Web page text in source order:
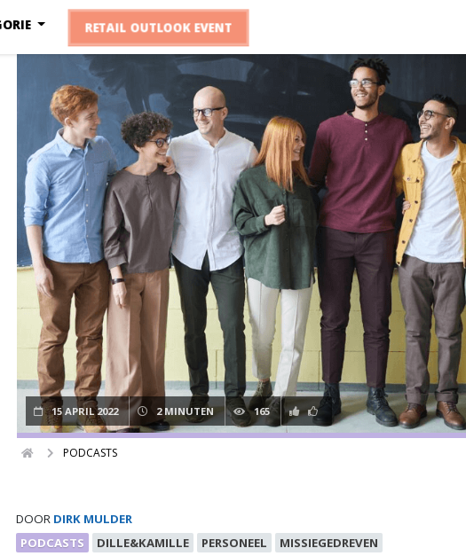
RETAIL OUTLOOK EVENT
15 APRIL 2022 2 MINUTEN 165
PODCASTS
DOOR DIRK MULDER
PODCASTS
DILLE&KAMILLE PERSONEEL MISSIEGEDREVEN